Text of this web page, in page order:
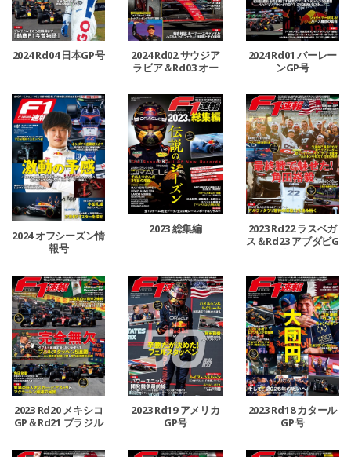
2024 Rd04 日本GP号
2024 Rd02 サウジア
ラビア＆Rd03 オー
2024 Rd01 バーレー
ンGP号
2024 オフシーズン情
報号
2023 総集編
2023 Rd22 ラスベガ
ス＆Rd23 アブダビG
2023 Rd20 メキシコ
GP＆Rd21 ブラジル
2023 Rd19 アメリカ
GP号
2023 Rd18 カタール
GP号